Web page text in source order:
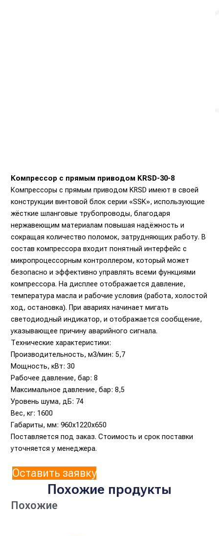
Компрессор с прямым приводом KRSD-30-8
Компрессоры с прямым приводом KRSD имеют в своей
конструкции винтовой блок серии «SSK», использующие
жёсткие шланговые трубопроводы, благодаря
нержавеющим материалам повышая надёжность и
сокращая количество поломок, затрудняющих работу. В
состав компрессора входит понятный интерфейс с
микропроцессорным контроллером, который может
безопасно и эффективно управлять всеми функциями
компрессора. На дисплее отображается давление,
температура масла и рабочие условия (работа, холостой
ход, остановка). При авариях начинает мигать
светодиодный индикатор, и отображается сообщение,
указывающее причину аварийного сигнала.
Технические характеристики:
Производительность, м3/мин: 5,7
Мощность, кВт: 30
Рабочее давление, бар: 8
Максимальное давление, бар: 8,5
Уровень шума, дБ: 74
Вес, кг: 1600
Габариты, мм: 960x1220x650
Поставляется под заказ. Стоимость и срок поставки
уточняется у менеджера.
Оставить заявку
Похожие продукты
Похожие